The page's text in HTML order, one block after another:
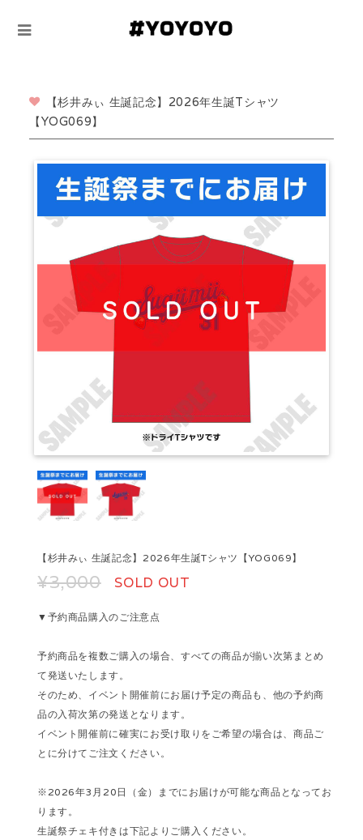
【杉井みぃ 生誕記念】2026年生誕Tシャツ
【YOG069】
【杉井みぃ 生誕記念】2026年生誕Tシャツ【YOG069】
¥3,000 SOLD OUT
▼予約商品購入のご注意点
予約商品を複数ご購入の場合、すべての商品が揃い次第まとめ
て発送いたします。
そのため、イベント開催前にお届け予定の商品も、他の予約商
品の入荷次第の発送となります。
イベント開催前に確実にお受け取りをご希望の場合は、商品ご
とに分けてご注文ください。
※2026年3月20日（金）までにお届けが可能な商品となってお
ります。
生誕祭チェキ付きは下記よりご購入ください。